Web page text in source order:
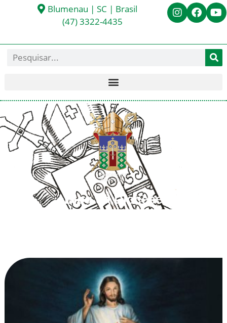
Blumenau | SC | Brasil
(47) 3322-4435
Blog da Diocese